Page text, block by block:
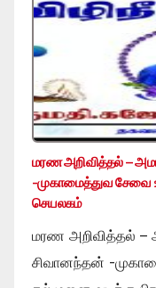
மரண அறிவித்தல் –
-முகாமைத்துவ சேவை
செயலகம்
மரண அறிவித்தல் –
சிவானந்தன் -